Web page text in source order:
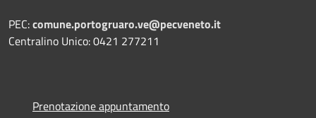
PEC:comune.portogruaro.ve@pecveneto.it
Centralino Unico: 0421 277211
Prenotazione appuntamento